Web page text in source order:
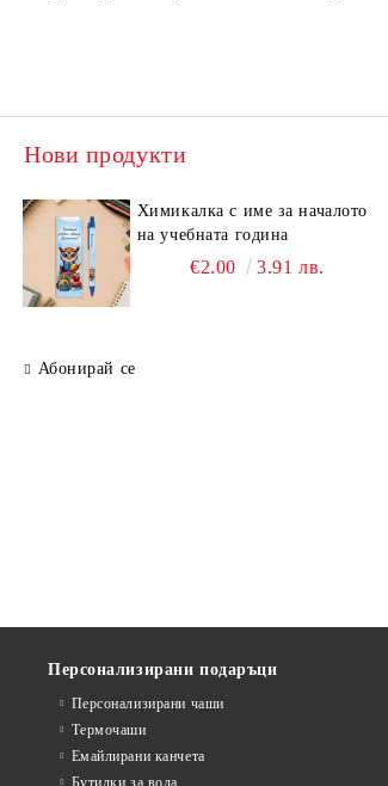
Нови продукти
Химикалка с име за началото
на учебната година
€2.00 3.91 лв.
Абонирай се
Персонализирани подаръци
Персонализирани чаши
Термочаши
Емайлирани канчета
Бутилки за вода